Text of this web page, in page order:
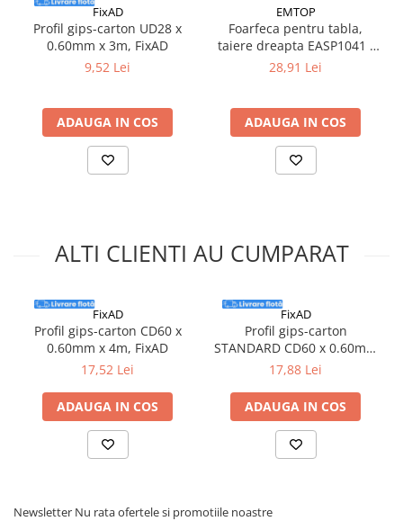
Benzi gips carton
Accesorii tencuieli
Silicon, spume si adezivi de montaj
Etanse
Silicon
Accesorii parchet
Profile trecere
Tencuieli decorative si vopsele
Vopsele speciale si spray vopsea
Chituri pentru rosturi
Unelte si accesorii pentru zidarie si
zugravit
Unelte pentru gresie si faianta
FixAD
Profil gips-carton UD28 x
0.60mm x 3m, FixAD
9,52 Lei
ADAUGA IN COS
EMTOP
Foarfeca pentru tabla,
taiere dreapta EASP1041 -
EMTOP
28,91 Lei
ADAUGA IN COS
ALTI CLIENTI AU CUMPARAT
FixAD
Profil gips-carton CD60 x
0.60mm x 4m, FixAD
17,52 Lei
ADAUGA IN COS
FixAD
Profil gips-carton
STANDARD CD60 x 0.60mm
x 4m, FixAD
17,88 Lei
ADAUGA IN COS
Newsletter Nu rata ofertele si promotiile noastre